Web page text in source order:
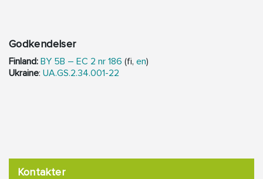
Godkendelser
Finland: BY 5B – EC 2 nr 186 (fi, en)
Ukraine: UA.GS.2.34.001-22
Kontakter